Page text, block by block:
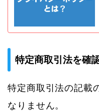
特定商取引法を確
特定商取引法の記載
なりません。